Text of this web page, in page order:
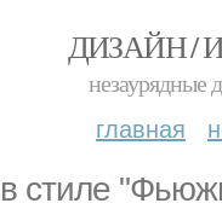
ДИЗАЙН /
незаурядные
главная
стиле